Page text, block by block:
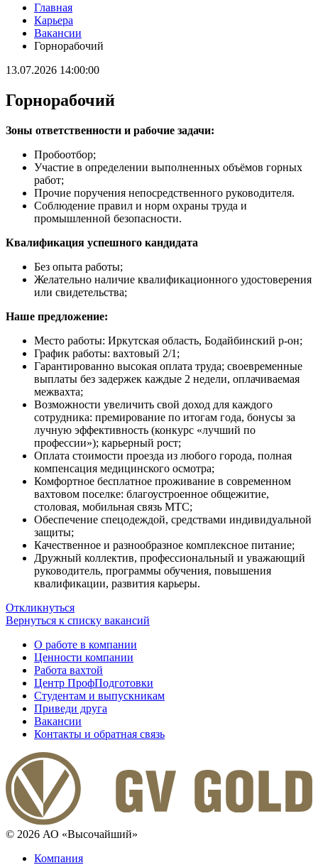
Главная
Карьера
Вакансии
Горнорабочий
13.07.2026 14:00:00
Горнорабочий
Зоны ответственности и рабочие задачи:
Пробоотбор;
Участие в определении выполненных объёмов горных
работ;
Прочие поручения непосредственного руководителя.
Соблюдение правил и норм охраны труда и
промышленной безопасности.
Квалификация успешного кандидата
Без опыта работы;
Желательно наличие квалификационного удостоверения
или свидетельства;
Наше предложение:
Место работы: Иркутская область, Бодайбинский р-он;
График работы: вахтовый 2/1;
Гарантированно высокая оплата труда; своевременные
выплаты без задержек каждые 2 недели, оплачиваемая
межвахта;
Возможности увеличить свой доход для каждого
сотрудника: премирование по итогам года, бонусы за
лучную эффективность (конкурс «лучший по
профессии»); карьерный рост;
Оплата стоимости проезда из любого города, полная
компенсация медицинского осмотра;
Комфортное бесплатное проживание в современном
вахтовом поселке: благоустроенное общежитие,
столовая, мобильная связь МТС;
Обеспечение спецодеждой, средствами индивидуальной
защиты;
Качественное и разнообразное комплексное питание;
Дружный коллектив, профессиональный и уважающий
руководитель, программы обучения, повышения
квалификации, развития карьеры.
Откликнуться
Вернуться к списку вакансий
О работе в компании
Ценности компании
Работа вахтой
Центр ПрофПодготовки
Студентам и выпускникам
Приведи друга
Вакансии
Контакты и обратная связь
© 2026 АО «Высочайший»
Компания